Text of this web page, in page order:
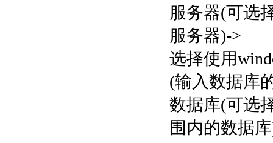
服务器(可选
服务器)->
选择使用
(输入数据库
数据库(可选
围内的数据